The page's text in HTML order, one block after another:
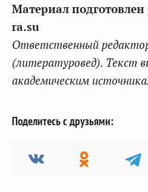
Материал
ra.su
Ответственный
(литературовед). Текст
академическим
Поделитесь с друзьями: